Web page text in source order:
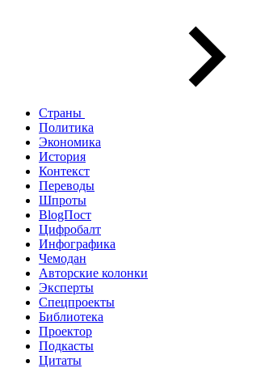
Страны
Политика
Экономика
История
Контекст
Переводы
Шпроты
BlogПост
Цифробалт
Инфографика
Чемодан
Авторские колонки
Эксперты
Спецпроекты
Библиотека
Проектор
Подкасты
Цитаты